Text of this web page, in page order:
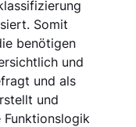
Somit
benötigen
und
und als
und